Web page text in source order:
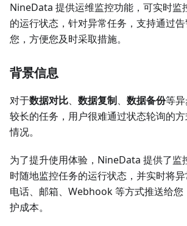
NineData 提供运维监控功能，可实时监
的运行状态，针对异常任务，支持通过
您，方便您及时采取措施。
背景信息
对于数据对比、 数据复制、 数据备份等
较长的任务，用户很难通过状态轮询的
情况。
为了提升使用体验，NineData 提供了监
时随地监控任务的运行状态，并实时将异
电话、邮箱、Webhook 等方式推送给您
护成本。